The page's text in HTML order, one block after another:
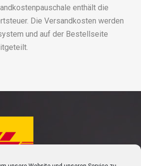
enthält die
Die Versandkosten werden
und auf der Bestellseite